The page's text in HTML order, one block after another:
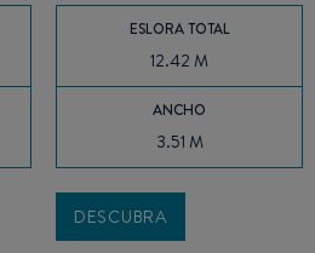
ESLORA TOTAL
12.42 M
ANCHO
3.51 M
DESCUBRA